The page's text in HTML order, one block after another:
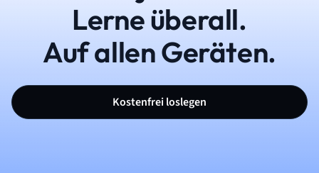
Lerne überall.
Auf allen Geräten.
Kostenfrei loslegen